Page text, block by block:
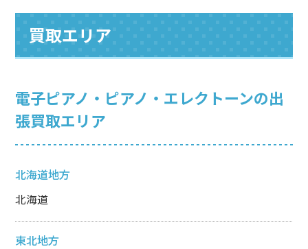
買取エリア
電子ピアノ・ピアノ・エレクトーンの出
張買取エリア
北海道地方
北海道
東北地方